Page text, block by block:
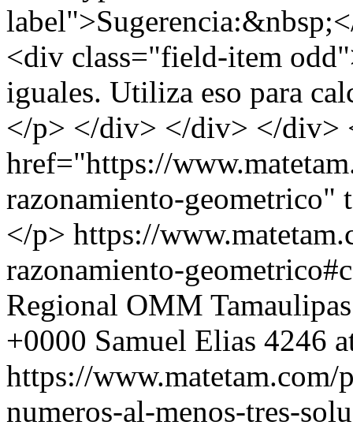
<div class="field-item
iguales. Utiliza eso para
</p> </div> </div> </div>
href="https://
razonamiento-geometrico"
</p> https://
razonamiento-
Regional OMM
+0000 Samuel Elias 4246
https://www.matetam.com/
numeros-al-menos-tres-